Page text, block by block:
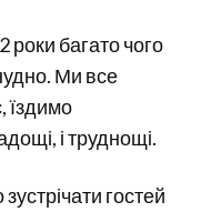
роки багато чого
Ми все
їздимо
і труднощі.
гостей